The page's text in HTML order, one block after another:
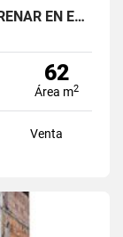
SE VENDE APARTAMENTO PARA ESTRENAR EN EL BARRIO RESTREPO
62
Área m2
Venta